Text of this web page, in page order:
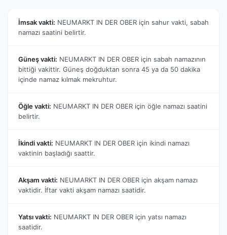
İmsak vakti: NEUMARKT IN DER OBER için sahur vakti, sabah
namazı saatini belirtir.
Güneş vakti: NEUMARKT IN DER OBER için sabah namazının
bittiği vakittir. Güneş doğduktan sonra 45 ya da 50 dakika
içinde namaz kılmak mekruhtur.
Öğle vakti: NEUMARKT IN DER OBER için öğle namazı saatini
belirtir.
İkindi vakti: NEUMARKT IN DER OBER için ikindi namazı
vaktinin başladığı saattir.
Akşam vakti: NEUMARKT IN DER OBER için akşam namazı
vaktidir. İftar vakti akşam namazı saatidir.
Yatsı vakti: NEUMARKT IN DER OBER için yatsı namazı
saatidir.